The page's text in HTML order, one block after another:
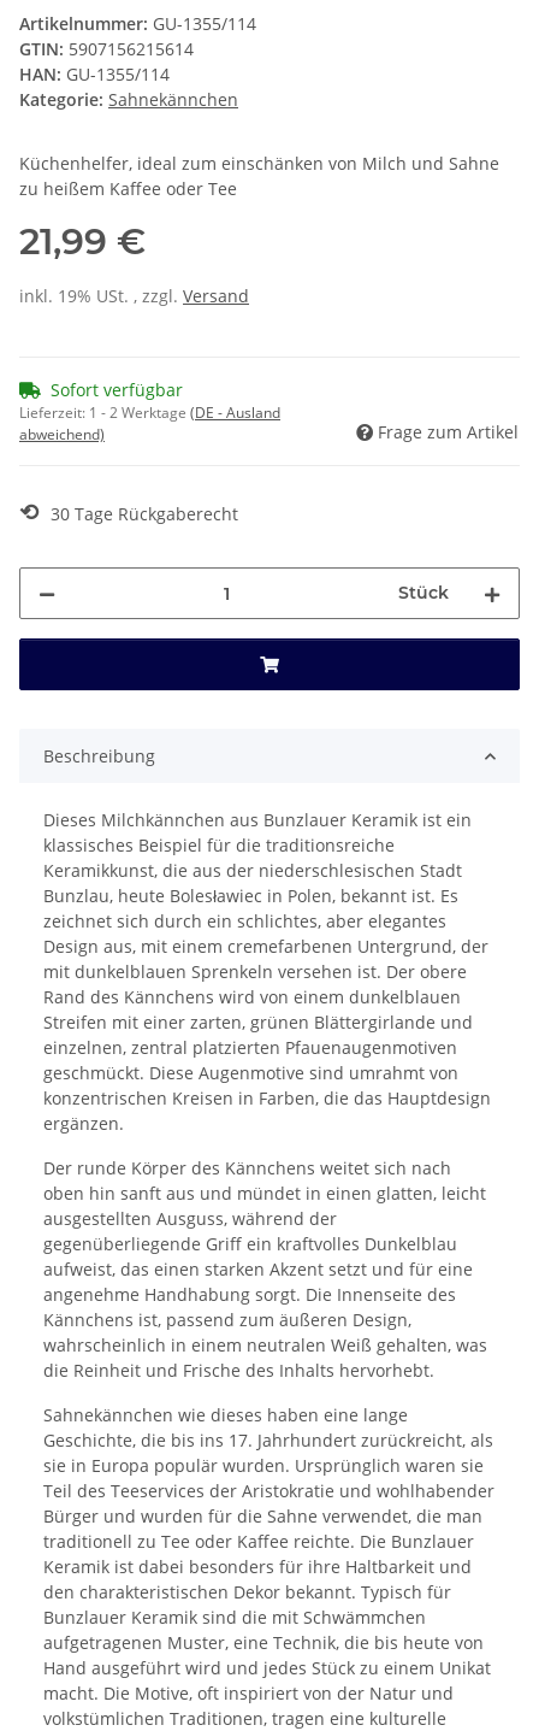
Artikelnummer: GU-1355/114
GTIN: 5907156215614
HAN: GU-1355/114
Kategorie: Sahnekännchen
Küchenhelfer, ideal zum einschänken von Milch und Sahne
zu heißem Kaffee oder Tee
21,99 €
inkl. 19% USt. , zzgl. Versand
Sofort verfügbar
Lieferzeit: 1 - 2 Werktage (DE - Ausland
abweichend)
Frage zum Artikel
⟲ 30 Tage Rückgaberecht
Stück
Beschreibung
Dieses Milchkännchen aus Bunzlauer Keramik ist ein
klassisches Beispiel für die traditionsreiche
Keramikkunst, die aus der niederschlesischen Stadt
Bunzlau, heute Bolesławiec in Polen, bekannt ist. Es
zeichnet sich durch ein schlichtes, aber elegantes
Design aus, mit einem cremefarbenen Untergrund, der
mit dunkelblauen Sprenkeln versehen ist. Der obere
Rand des Kännchens wird von einem dunkelblauen
Streifen mit einer zarten, grünen Blättergirlande und
einzelnen, zentral platzierten Pfauenaugenmotiven
geschmückt. Diese Augenmotive sind umrahmt von
konzentrischen Kreisen in Farben, die das Hauptdesign
ergänzen.
Der runde Körper des Kännchens weitet sich nach
oben hin sanft aus und mündet in einen glatten, leicht
ausgestellten Ausguss, während der
gegenüberliegende Griff ein kraftvolles Dunkelblau
aufweist, das einen starken Akzent setzt und für eine
angenehme Handhabung sorgt. Die Innenseite des
Kännchens ist, passend zum äußeren Design,
wahrscheinlich in einem neutralen Weiß gehalten, was
die Reinheit und Frische des Inhalts hervorhebt.
Sahnekännchen wie dieses haben eine lange
Geschichte, die bis ins 17. Jahrhundert zurückreicht, als
sie in Europa populär wurden. Ursprünglich waren sie
Teil des Teeservices der Aristokratie und wohlhabender
Bürger und wurden für die Sahne verwendet, die man
traditionell zu Tee oder Kaffee reichte. Die Bunzlauer
Keramik ist dabei besonders für ihre Haltbarkeit und
den charakteristischen Dekor bekannt. Typisch für
Bunzlauer Keramik sind die mit Schwämmchen
aufgetragenen Muster, eine Technik, die bis heute von
Hand ausgeführt wird und jedes Stück zu einem Unikat
macht. Die Motive, oft inspiriert von der Natur und
volkstümlichen Traditionen, tragen eine kulturelle